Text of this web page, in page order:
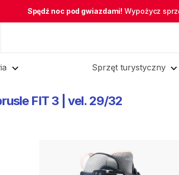
Spędź noc pod gwiazdami! Wypożycz
Sprzęt turystyczny
FIT 3 vel. 29​​/​​32